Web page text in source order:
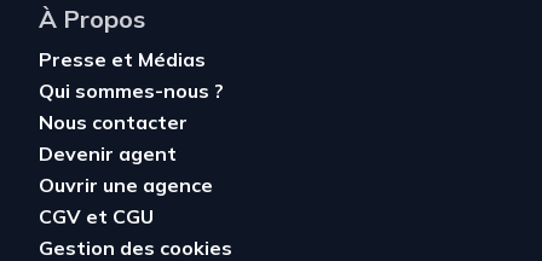
À Propos
Presse et Médias
Qui sommes-nous ?
Nous contacter
Devenir agent
Ouvrir une agence
CGV et CGU
Gestion des cookies